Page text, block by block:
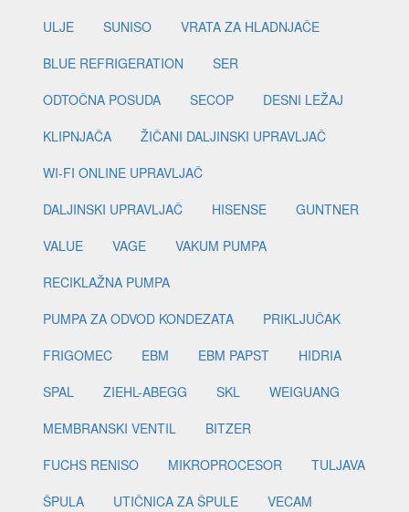
ULJE SUNISO
VRATA ZA HLADNJAČE
BLUE REFRIGERATION
SER
ODTOČNA POSUDA
SECOP
DESNI LEŽAJ
KLIPNJAČA
ŽIČANI DALJINSKI UPRAVLJAČ
WI-FI ONLINE UPRAVLJAČ
DALJINSKI UPRAVLJAČ
HISENSE
GUNTNER
VALUE
VAGE
VAKUM PUMPA
RECIKLAŽNA PUMPA
PUMPA ZA ODVOD KONDEZATA
PRIKLJUČAK
FRIGOMEC
EBM EBM PAPST
HIDRIA
SPAL
ZIEHL-ABEGG SKL
WEIGUANG
MEMBRANSKI VENTIL
BITZER
FUCHS RENISO
MIKROPROCESOR
TULJAVA
ŠPULA
UTIČNICA ZA ŠPULE
VECAM